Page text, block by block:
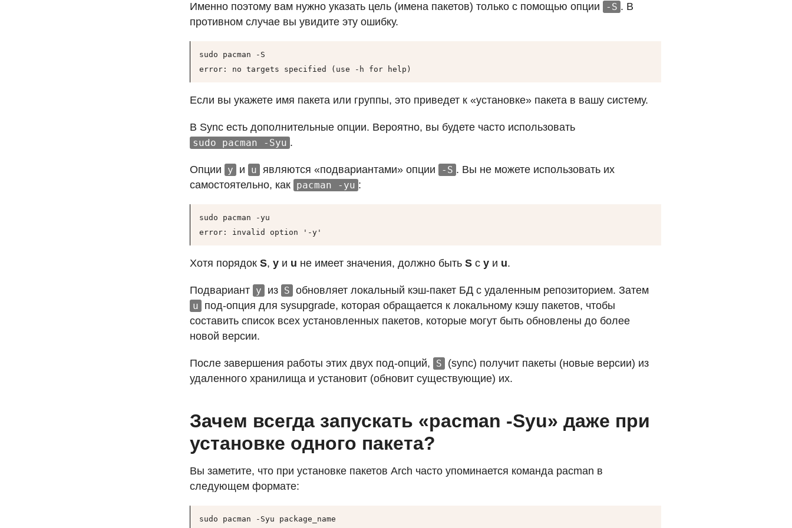
Именно поэтому вам нужно указать цель (имена пакетов) только с помощью опции -S . В
противном случае вы увидите эту ошибку.
sudo pacman -S
error: no targets specified (use -h for help)
Если вы укажете имя пакета или группы, это приведет к «установке» пакета в вашу систему.
В Sync есть дополнительные опции. Вероятно, вы будете часто использовать
sudo pacman -Syu .
Опции y и u являются «подвариантами» опции -S . Вы не можете использовать их
самостоятельно, как pacman -yu :
sudo pacman -yu
error: invalid option '-y'
Хотя порядок S, y и u не имеет значения, должно быть S с y и u.
Подвариант y из S обновляет локальный кэш-пакет БД с удаленным репозиторием. Затем
u
под-опция для sysupgrade, которая обращается к локальному кэшу пакетов, чтобы
составить список всех установленных пакетов, которые могут быть обновлены до более
новой версии.
После завершения работы этих двух под-опций, S
(sync) получит пакеты (новые версии) из
удаленного хранилища и установит (обновит существующие) их.
Зачем всегда запускать «pacman -Syu» даже при
установке одного пакета?
Вы заметите, что при установке пакетов Arch часто упоминается команда pacman в
следующем формате:
sudo pacman -Syu package_name